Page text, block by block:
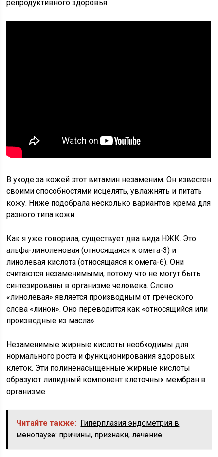
репродуктивного здоровья.
В уходе за кожей этот витамин незаменим. Он известен
своими способностями исцелять, увлажнять и питать
кожу. Ниже подобрала несколько вариантов крема для
разного типа кожи.
Как я уже говорила, существует два вида НЖК. Это
альфа-линоленовая (относящаяся к омега-3) и
линолевая кислота (относящаяся к омега-6). Они
считаются незаменимыми, потому что не могут быть
синтезированы в организме человека. Слово
«линолевая» является производным от греческого
слова «линон». Оно переводится как «относящийся или
производные из масла».
Незаменимые жирные кислоты необходимы для
нормального роста и функционирования здоровых
клеток. Эти полиненасыщенные жирные кислоты
образуют липидный компонент клеточных мембран в
организме.
Читайте также: Гиперплазия эндометрия в
менопаузе: причины, признаки, лечение